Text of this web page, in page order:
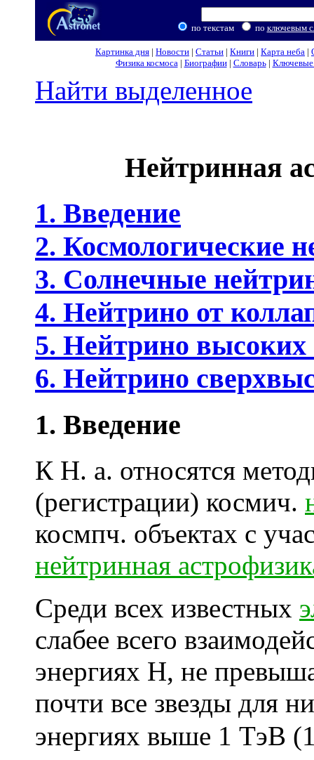
по текстам по ключевым
Картинка дня | Новости | Статьи | Книги | Карта неба |
Физика космоса| Биографии| Словарь| Ключевые
Найти выделенное
Нейтринная
1. Введение
2. Космологические
3. Солнечные
4. Нейтрино от
5. Нейтрино высоких
6. Нейтрино
1. Введение
К Н. а. относятся
(регистрации) космич.
космпч. объектах с
нейтринная
Среди всех известных
слабее всего
энергиях Н, не
почти все звезды для
энергиях выше 1 ТэВ